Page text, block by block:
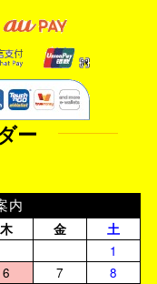
ー
内
木 金
土
1
6 7
8